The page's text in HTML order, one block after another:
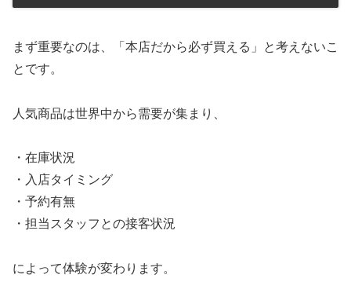
まず重要なのは、「本店だから必ず買える」と考えないこ
とです。
人気商品は世界中から需要が集まり、
・在庫状況
・入店タイミング
・予約有無
・担当スタッフとの接客状況
によって体験が変わります。